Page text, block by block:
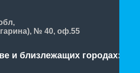
№ 40, оф.55
и близлежащих городах: